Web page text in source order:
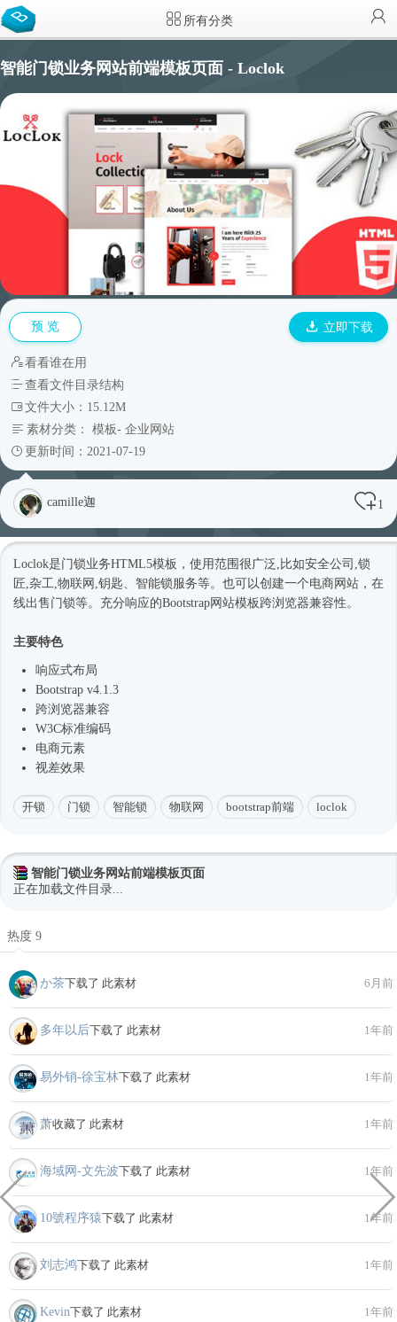
所有分类
智能门锁业务网站前端模板页面 - Loclok
预 览 立即下载
看看谁在用
查看文件目录结构
文件大小：15.12M
素材分类： 模板- 企业网站
更新时间：2021-07-19
camille迦 1
Loclok是门锁业务HTML5模板 ，使用范围很广泛,比如安全公司,锁
匠,杂工,物联网,钥匙、智能锁服务等。也可以创建一个电商网站，在
线出售门锁等。充分响应的Bootstrap网站模板跨浏览器兼容性。
主要特色
响应式布局
Bootstrap v4.1.3
跨浏览器兼容
W3C标准编码
电商元素
视差效果
开锁 门锁 智能锁 物联网 bootstrap前端 loclok
智能门锁业务网站前端模板页面
正在加载文件目录...
热度 9
か茶下载了 此素材 6月前
多年以后下载了 此素材 1年前
易外销-徐宝林下载了 此素材 1年前
萧收藏了 此素材 1年前
海域网-文先波下载了 此素材 1年前
10號程序猿下载了 此素材 1年前
刘志鸿下载了 此素材 1年前
Kevin下载了 此素材 1年前